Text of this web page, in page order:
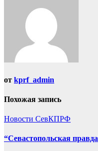
от kprf_admin
Похожая запись
Новости СевКПРФ
“Севастопольская